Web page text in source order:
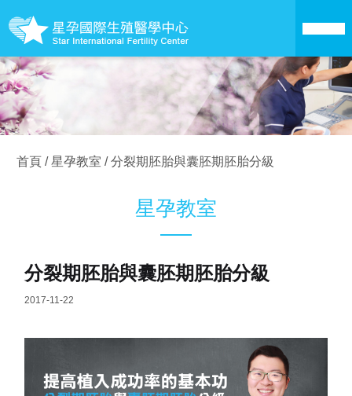
關於星孕
醫療技術
愛心捐卵
首頁 / 星孕教室 / 分裂期胚胎與囊胚期胚胎分級
星孕教室
分裂期胚胎與囊胚期胚胎分級
2017-11-22